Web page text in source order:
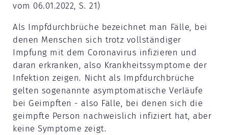
vom 06.01.2022, S. 21)
Als Impfdurchbrüche bezeichnet man Fälle, bei
denen Menschen sich trotz vollständiger
Impfung mit dem Coronavirus infizieren und
daran erkranken, also Krankheitssymptome der
Infektion zeigen. Nicht als Impfdurchbrüche
gelten sogenannte asymptomatische Verläufe
bei Geimpften - also Fälle, bei denen sich die
geimpfte Person nachweislich infiziert hat, aber
keine Symptome zeigt.